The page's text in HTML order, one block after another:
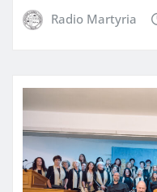
Radio Martyria